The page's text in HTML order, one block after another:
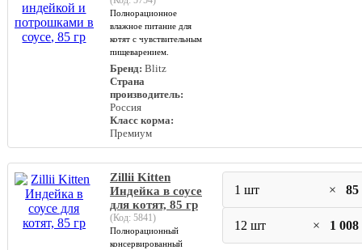
Полнорационное
влажное питание для
котят с чувствительным
пищеварением.
Бренд: Blitz
Страна
производитель:
Россия
Класс корма:
Премиум
Zillii Kitten
Индейка в соусе
для котят, 85 гр
(Код: 5841)
Полнорационный
консервированный
1 шт ×
12 шт × 1